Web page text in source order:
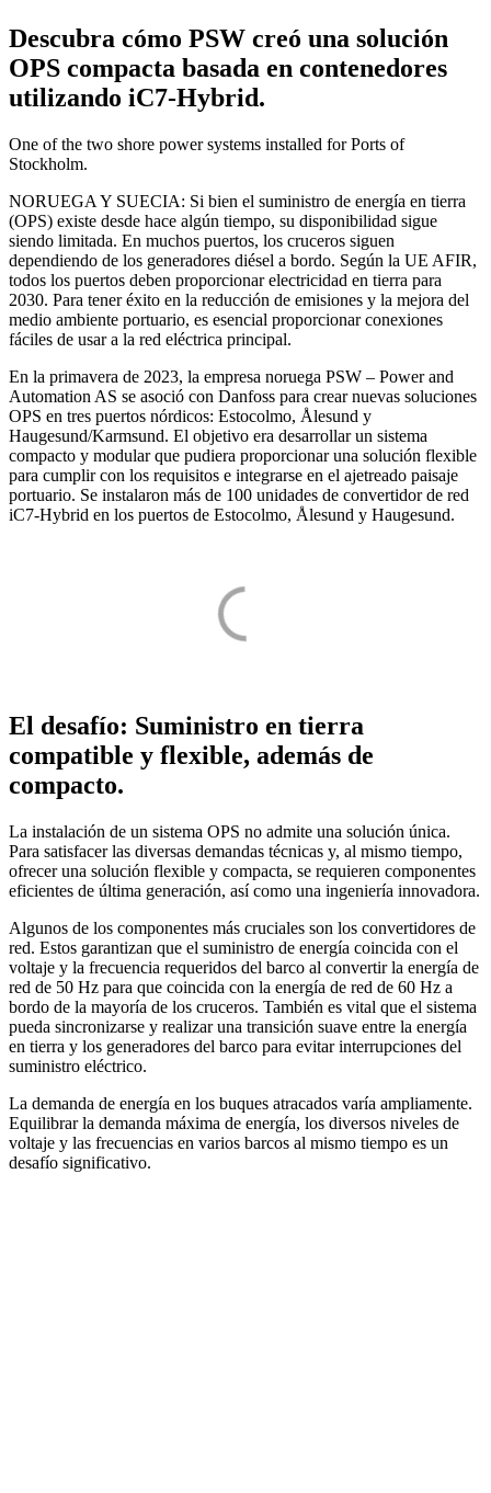
Descubra cómo PSW creó una solución
OPS compacta basada en contenedores
utilizando iC7-Hybrid.
One of the two shore power systems installed for Ports of
Stockholm.
NORUEGA Y SUECIA: Si bien el suministro de energía en tierra
(OPS) existe desde hace algún tiempo, su disponibilidad sigue
siendo limitada. En muchos puertos, los cruceros siguen
dependiendo de los generadores diésel a bordo. Según la UE AFIR,
todos los puertos deben proporcionar electricidad en tierra para
2030. Para tener éxito en la reducción de emisiones y la mejora del
medio ambiente portuario, es esencial proporcionar conexiones
fáciles de usar a la red eléctrica principal.
En la primavera de 2023, la empresa noruega PSW – Power and
Automation AS se asoció con Danfoss para crear nuevas soluciones
OPS en tres puertos nórdicos: Estocolmo, Ålesund y
Haugesund/Karmsund. El objetivo era desarrollar un sistema
compacto y modular que pudiera proporcionar una solución flexible
para cumplir con los requisitos e integrarse en el ajetreado paisaje
portuario. Se instalaron más de 100 unidades de convertidor de red
iC7-Hybrid en los puertos de Estocolmo, Ålesund y Haugesund.
El desafío: Suministro en tierra
compatible y flexible, además de
compacto.
La instalación de un sistema OPS no admite una solución única.
Para satisfacer las diversas demandas técnicas y, al mismo tiempo,
ofrecer una solución flexible y compacta, se requieren componentes
eficientes de última generación, así como una ingeniería innovadora.
Algunos de los componentes más cruciales son los convertidores de
red. Estos garantizan que el suministro de energía coincida con el
voltaje y la frecuencia requeridos del barco al convertir la energía de
red de 50 Hz para que coincida con la energía de red de 60 Hz a
bordo de la mayoría de los cruceros. También es vital que el sistema
pueda sincronizarse y realizar una transición suave entre la energía
en tierra y los generadores del barco para evitar interrupciones del
suministro eléctrico.
La demanda de energía en los buques atracados varía ampliamente.
Equilibrar la demanda máxima de energía, los diversos niveles de
voltaje y las frecuencias en varios barcos al mismo tiempo es un
desafío significativo.